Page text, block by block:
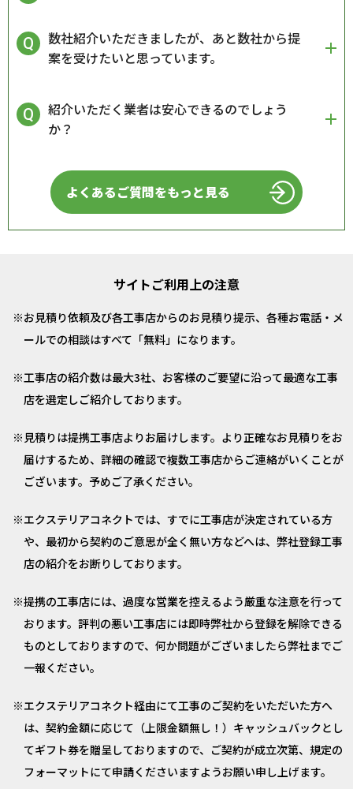
数社紹介いただきましたが、あと数社から提
案を受けたいと思っています。
紹介いただく業者は安心できるのでしょう
か？
よくあるご質問をもっと見る
サイトご利用上の注意
お見積り依頼及び各工事店からのお見積り提示、各種お電話・メ
ールでの相談はすべて「無料」になります。
工事店の紹介数は最大3社、お客様のご要望に沿って最適な工事
店を選定しご紹介しております。
見積りは提携工事店よりお届けします。より正確なお見積りをお
届けするため、詳細の確認で複数工事店からご連絡がいくことが
ございます。予めご了承ください。
エクステリアコネクトでは、すでに工事店が決定されている方
や、最初から契約のご意思が全く無い方などへは、弊社登録工事
店の紹介をお断りしております。
提携の工事店には、過度な営業を控えるよう厳重な注意を行って
おります。評判の悪い工事店には即時弊社から登録を解除できる
ものとしておりますので、何か問題がございましたら弊社までご
一報ください。
エクステリアコネクト経由にて工事のご契約をいただいた方へ
は、契約金額に応じて（上限金額無し！）キャッシュバックとし
てギフト券を贈呈しておりますので、ご契約が成立次第、規定の
フォーマットにて申請くださいますようお願い申し上げます。